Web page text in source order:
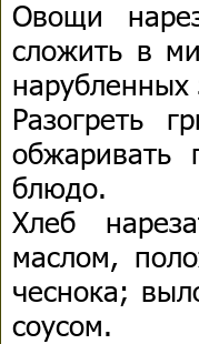
Овощи
сложить в
Разогреть
блюдо.
Хлеб
маслом,
чеснока;
соусом.